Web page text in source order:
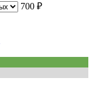
700 ₽